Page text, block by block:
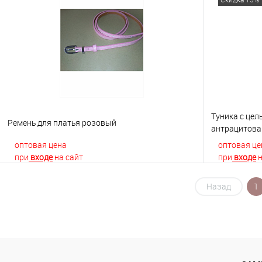
К сравнению
В наличии
Ремень для платья розовый
оптовая цена
при входена сайт
В избранное
В наличии
Туника с
оптовая
при входе
В
Назад 1